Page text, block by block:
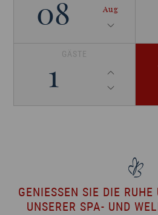
08 Aug
GÄSTE
1
GENIESSEN SIE DIE RUHE
NSERER SPA- UND